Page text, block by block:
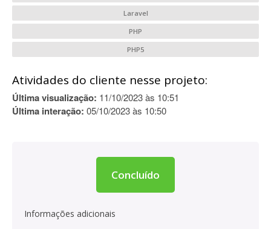
Laravel
PHP
PHP5
Atividades do cliente nesse projeto:
Última visualização: 11/10/2023 às 10:51
Última interação: 05/10/2023 às 10:50
Concluído
Informações adicionais